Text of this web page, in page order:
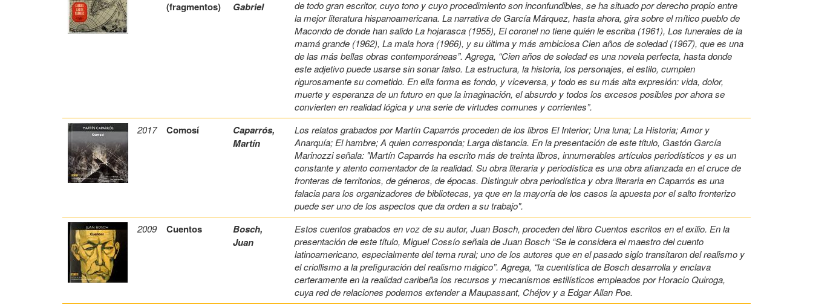
(fragmentos)
Gabriel
de todo gran escritor, cuyo tono y cuyo procedimiento son inconfundibles, se ha situado por derecho propio entre
la mejor literatura hispanoamericana. La narrativa de García Márquez, hasta ahora, gira sobre el mítico pueblo de
Macondo de donde han salido La hojarasca (1955), El coronel no tiene quién le escriba (1961), Los funerales de la
mamá grande (1962), La mala hora (1966), y su última y más ambiciosa Cien años de soledad (1967), que es una
de las más bellas obras contemporáneas”. Agrega, “Cien años de soledad es una novela perfecta, hasta donde
este adjetivo puede usarse sin sonar falso. La estructura, la historia, los personajes, el estilo, cumplen
rigurosamente su cometido. En ella forma es fondo, y viceversa, y todo es su más alta expresión: vida, dolor,
muerte y esperanza de un futuro en que la imaginación, el absurdo y todos los excesos posibles por ahora se
convierten en realidad lógica y una serie de virtudes comunes y corrientes”.
2017
Comosí
Caparrós,
Martín
Los relatos grabados por Martín Caparrós proceden de los libros El Interior; Una luna; La Historia; Amor y
Anarquía; El hambre; A quien corresponda; Larga distancia. En la presentación de este título, Gastón García
Marinozzi señala: "Martín Caparrós ha escrito más de treinta libros, innumerables artículos periodísticos y es un
constante y atento comentador de la realidad. Su obra literaria y periodística es una obra afianzada en el cruce de
fronteras de territorios, de géneros, de épocas. Distinguir obra periodística y obra literaria en Caparrós es una
falacia para los organizadores de bibliotecas, ya que en la mayoría de los casos la apuesta por el salto fronterizo
puede ser uno de los aspectos que da orden a su trabajo".
2009
Cuentos
Bosch,
Juan
Estos cuentos grabados en voz de su autor, Juan Bosch, proceden del libro Cuentos escritos en el exilio. En la
presentación de este título, Miguel Cossío señala de Juan Bosch “Se le considera el maestro del cuento
latinoamericano, especialmente del tema rural; uno de los autores que en el pasado siglo transitaron del realismo y
el criollismo a la prefiguración del realismo mágico”. Agrega, “la cuentística de Bosch desarrolla y enclava
certeramente en la realidad caribeña los recursos y mecanismos estilísticos empleados por Horacio Quiroga,
cuya red de relaciones podemos extender a Maupassant, Chéjov y a Edgar Allan Poe.